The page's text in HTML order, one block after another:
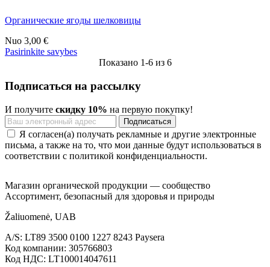
Органические ягоды шелковицы
Nuo 3,00 €
Pasirinkite savybes
Показано 1-6 из 6
Подписаться на рассылку
И получите скидку 10% на первую покупку!
Я согласен(а) получать рекламные и другие электронные
письма, а также на то, что мои данные будут использоваться в
соответствии с политикой конфиденциальности.
Магазин органической продукции — сообщество
Ассортимент, безопасный для здоровья и природы
Žaliuomenė, UAB
A/S: LT89 3500 0100 1227 8243 Paysera
Код компании: 305766803
Код НДС: LT100014047611